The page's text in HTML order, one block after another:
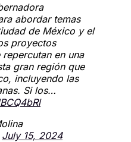
abordar temas
de México y el
proyectos
en una
gran región que
incluyendo las
Si los…
July 15, 2024